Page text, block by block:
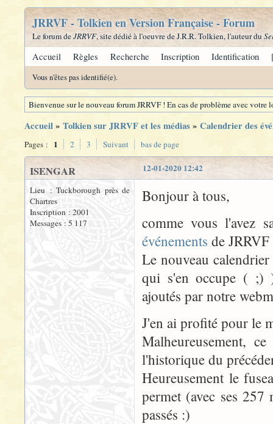
JRRVF - Tolkien en Version Française - Forum
Le forum deJRRVF, site dédié à l'oeuvre de J.R.R. Tolkien, l'auteur du
Accueil Règles Recherche Inscription Identification
Vous n'êtes pas identifié(e).
Bienvenue sur le nouveau forum JRRVF ! En cas de problème avec
Accueil» Tolkien sur JRRVF et les médias» Calendrier des
Pages : 1 2 3 Suivant bas de page
12-01-2020 12:42
ISENGAR
Lieu : Tuckborough près de
Chartres
Inscription : 2001
Messages : 5 117
Bonjour à tous,
comme vous l'avez
événements de
Le nouveau
qui s'en occupe ( ;)
ajoutés par notre
J'en ai profité pour le
Malheureusement,
l'historique du
Heureusement le
permet (avec ses 257
passés :)